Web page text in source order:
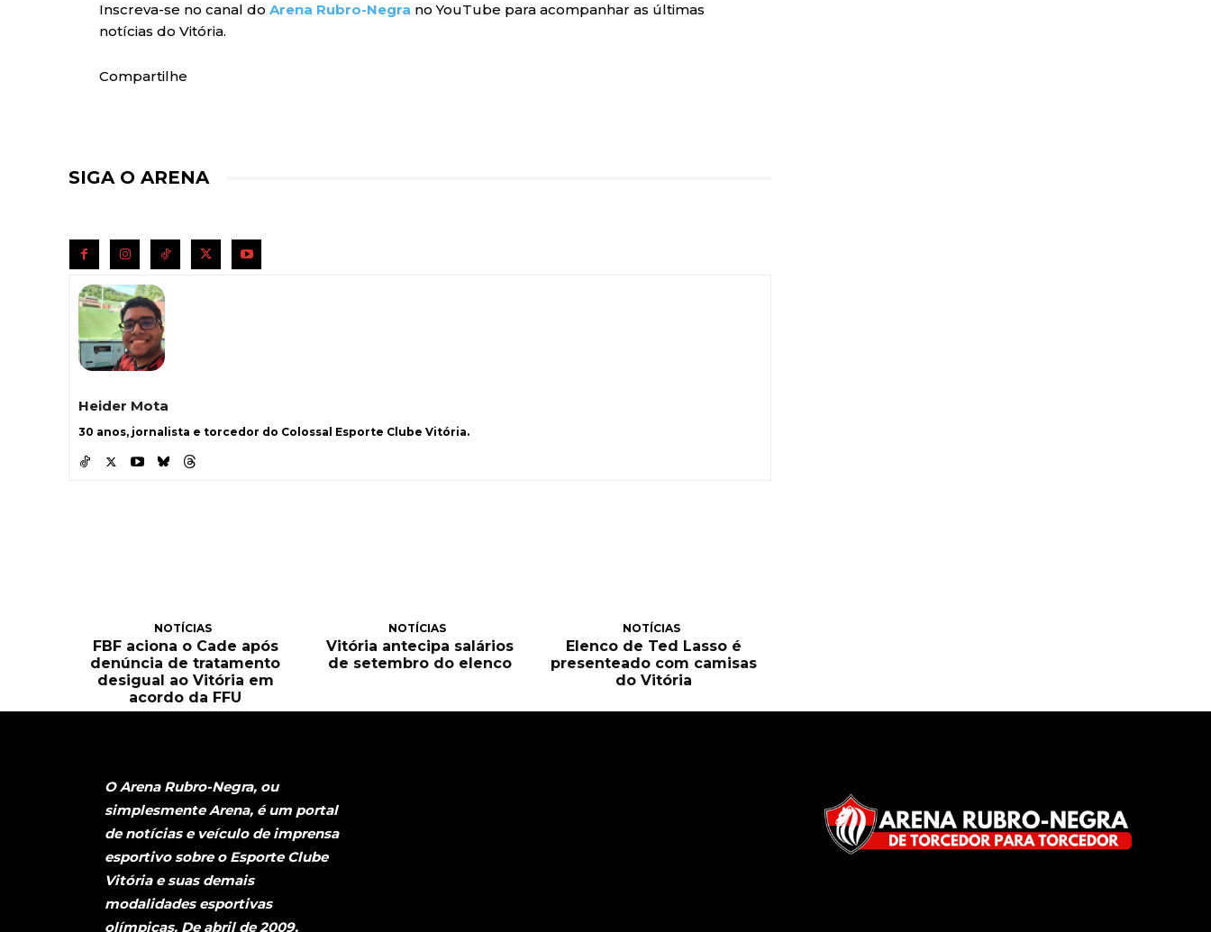
Inscreva-se no canal do Arena Rubro-Negra no YouTube para acompanhar as últimas
notícias do Vitória.
Compartilhe
SIGA O ARENA
Heider Mota
30 anos, jornalista e torcedor do Colossal Esporte Clube Vitória.
NOTÍCIAS
FBF aciona o Cade após
denúncia de tratamento
desigual ao Vitória em
acordo da FFU
NOTÍCIAS
Vitória antecipa salários
de setembro do elenco
NOTÍCIAS
Elenco de Ted Lasso é
presenteado com camisas
do Vitória
O Arena Rubro-Negra, ou
simplesmente Arena, é um portal
de notícias e veículo de imprensa
esportivo sobre o Esporte Clube
Vitória e suas demais
modalidades esportivas
olímpicas. De abril de 2009,